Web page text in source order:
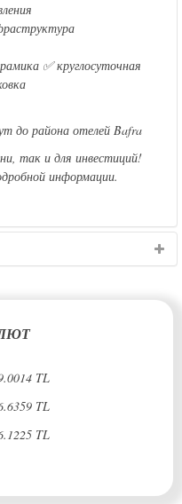
✅ круглосуточная
до района отелей Bafra
так и для инвестиций!
информации.
TL
TL
TL